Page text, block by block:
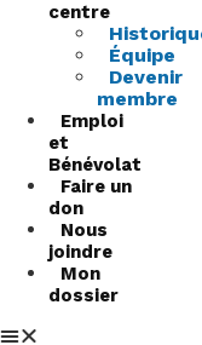
centre
Équipe
Devenir
membre
Emploi
et
Bénévolat
Faire un
don
Nous
joindre
Mon
dossier